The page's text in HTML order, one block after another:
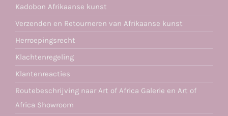
Kadobon Afrikaanse kunst
Verzenden en Retourneren van Afrikaanse kunst
Herroepingsrecht
Klachtenregeling
Klantenreacties
Routebeschrijving naar Art of Africa Galerie en Art of
Africa Showroom